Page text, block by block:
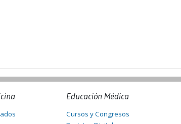
Educación Médica
Cursos y Congresos